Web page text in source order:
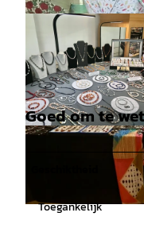
© Bad Zwischenahner Touristik
© Bad Zwischenahner
Goed om te
Toegankelijk